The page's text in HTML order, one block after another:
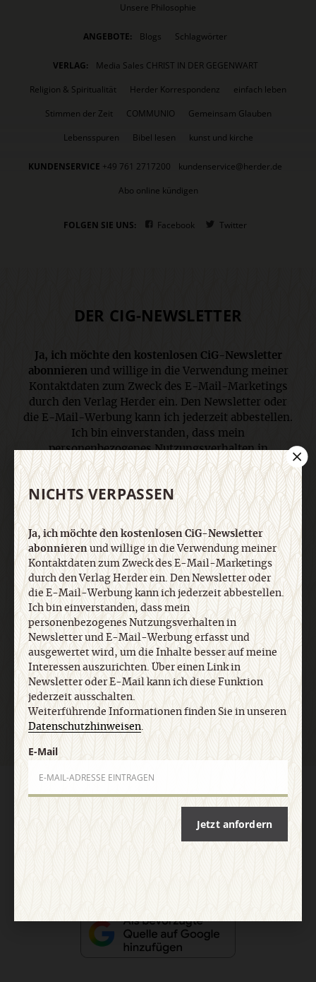
Unsere Philosophie
ANGEBOTE: Blogs Schlagwörter
VERLAG:
Media Sales CHRIST IN DER GEGENWART
Religion & Spiritualität
Herder Korrespondenz
einfach leben
Stimmen der Zeit
COMMUNIO
Gemeinsam Glauben
Lebensspuren
Bibel lesen kunst und kirche
KUNDENSERVICE +49 761 2717200
kundenservice@herder.de
Abo online kündigen
FOLGEN SIE UNS: Facebook Twitter
DER CIG-NEWSLETTER
Ja, ich möchte den kostenlosen CiG-Newsletter
abonnieren und willige in die Verwendung meiner
Kontaktdaten zum Zweck des E-Mail-Marketings
durch den Verlag Herder ein. Den Newsletter oder
die E-Mail-Werbung kann ich jederzeit abbestellen.
Ich bin einverstanden, dass mein
personenbezogenes Nutzungsverhalten in
Newsletter und E-Mail-Werbung erfasst und
ausgewertet wird, um die Inhalte besser auf meine
Interessen auszurichten. Über einen Link in
Newsletter oder E-Mail kann ich diese Funktion
jederzeit ausschalten. Weiterführende
Informationen finden Sie in unseren
Datenschutzhinweisen.
E-Mail
Jetzt anmelden
AGB und Widerrufsbelehrung Datenschutz
Barrierefreiheit
NICHTS VERPASSEN
Ja, ich möchte den kostenlosen CiG-Newsletter
abonnierenund willige in die Verwendung meiner
Kontaktdaten zum Zweck des E-Mail-Marketings
durch den Verlag Herder ein. Den Newsletter oder
die E-Mail-Werbung kann ich jederzeit abbestellen.
Ich bin einverstanden, dass mein
personenbezogenes Nutzungsverhalten in
Newsletter und E-Mail-Werbung erfasst und
ausgewertet wird, um die Inhalte besser auf meine
Interessen auszurichten. Über einen Link in
Newsletter oder E-Mail kann ich diese Funktion
jederzeit ausschalten.
Weiterführende Informationen finden Sie in unseren
Datenschutzhinweisen.
E-Mail
Jetzt anfordern